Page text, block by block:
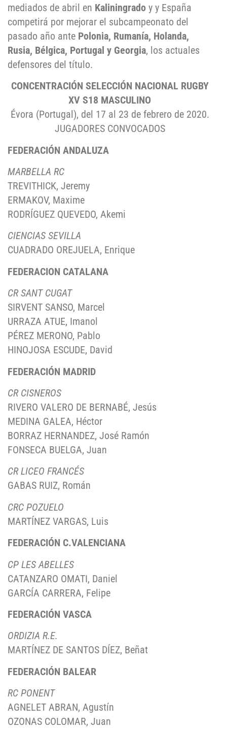
mediados de abril en Kaliningrado y y España
competirá por mejorar el subcampeonato del
pasado año ante Polonia, Rumanía, Holanda,
Rusia, Bélgica, Portugal y Georgia, los actuales
defensores del título.
CONCENTRACIÓN SELECCIÓN NACIONAL RUGBY
XV S18 MASCULINO
Évora (Portugal), del 17 al 23 de febrero de 2020.
JUGADORES CONVOCADOS
FEDERACIÓN ANDALUZA
MARBELLA RC
TREVITHICK, Jeremy
ERMAKOV, Maxime
RODRÍGUEZ QUEVEDO, Akemi
CIENCIAS SEVILLA
CUADRADO OREJUELA, Enrique
FEDERACION CATALANA
CR SANT CUGAT
SIRVENT SANSO, Marcel
URRAZA ATUE, Imanol
PÉREZ MERONO, Pablo
HINOJOSA ESCUDE, David
FEDERACIÓN MADRID
CR CISNEROS
RIVERO VALERO DE BERNABÉ, Jesús
MEDINA GALEA, Héctor
BORRAZ HERNANDEZ, José Ramón
FONSECA BUELGA, Juan
CR LICEO FRANCÉS
GABAS RUIZ, Román
CRC POZUELO
MARTÍNEZ VARGAS, Luis
FEDERACIÓN C.VALENCIANA
CP LES ABELLES
CATANZARO OMATI, Daniel
GARCÍA CARRERA, Felipe
FEDERACIÓN VASCA
ORDIZIA R.E.
MARTÍNEZ DE SANTOS DÍEZ, Beñat
FEDERACIÓN BALEAR
RC PONENT
AGNELET ABRAN, Agustín
OZONAS COLOMAR, Juan